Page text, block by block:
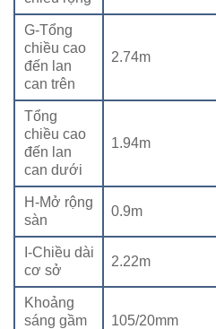
G-Tổng
chiều cao
đến lan
can trên
2.74m
Tổng
chiều cao
đến lan
can dưới
1.94m
H-Mở rộng
sàn
0.9m
I-Chiều dài
cơ sở
2.22m
Khoảng
sáng gầm
105/20mm